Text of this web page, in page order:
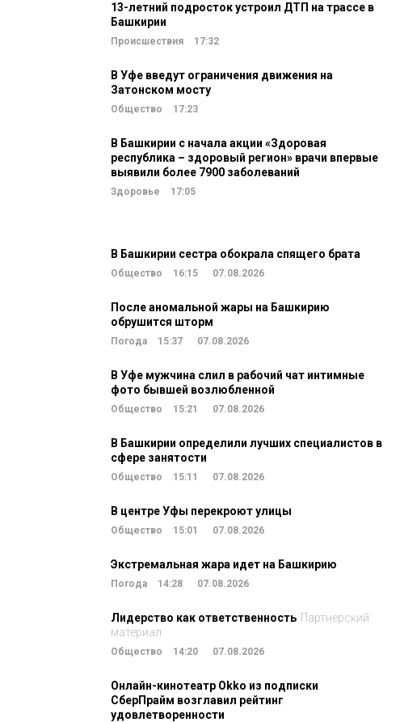
13-летний подросток устроил ДТП на трассе в
Башкирии
Происшествия 17:32
В Уфе введут ограничения движения на
Затонском мосту
Общество 17:23
В Башкирии с начала акции «Здоровая
республика – здоровый регион» врачи впервые
выявили более 7900 заболеваний
Здоровье 17:05
В Башкирии сестра обокрала спящего брата
Общество 16:15 07.08.2026
После аномальной жары на Башкирию
обрушится шторм
Погода 15:37 07.08.2026
В Уфе мужчина слил в рабочий чат интимные
фото бывшей возлюбленной
Общество 15:21 07.08.2026
В Башкирии определили лучших специалистов в
сфере занятости
Общество 15:11 07.08.2026
В центре Уфы перекроют улицы
Общество 15:01 07.08.2026
Экстремальная жара идет на Башкирию
Погода 14:28 07.08.2026
Лидерство как ответственность Партнерский
материал
Общество 14:20 07.08.2026
Онлайн-кинотеатр Okko из подписки
СберПрайм возглавил рейтинг
удовлетворенности